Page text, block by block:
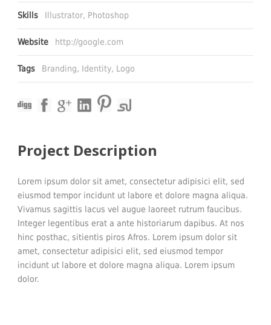
Skills Illustrator, Photoshop
Website http://google.com
Tags Branding, Identity, Logo
Project Description
Lorem ipsum dolor sit amet, consectetur adipisici elit, sed
eiusmod tempor incidunt ut labore et dolore magna aliqua.
Vivamus sagittis lacus vel augue laoreet rutrum faucibus.
Integer legentibus erat a ante historiarum dapibus. At nos
hinc posthac, sitientis piros Afros. Lorem ipsum dolor sit
amet, consectetur adipisici elit, sed eiusmod tempor
incidunt ut labore et dolore magna aliqua. Lorem ipsum
dolor.